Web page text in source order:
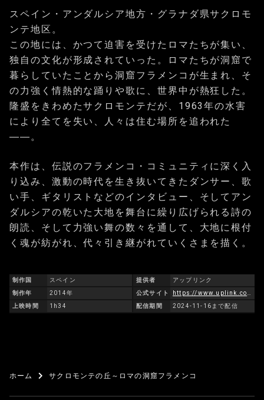
スペイン・アンダルシア地方・グラナダ県サクロモ
ンテ地区。
この地には、かつて迫害を受けたロマたちが集い、
独自の文化が形成されていった。ロマたちが洞窟で
暮らしていたことから洞窟フラメンコが生まれ、そ
の力強く情熱的な踊りや歌に、世界中が熱狂した。
隆盛をきわめたサクロモンテだが、1963年の水害
により全てを失い、人々は住む場所を追われた
――。
本作は、伝説のフラメンコ・コミュニティに深く入
り込み、激動の時代を生き抜いてきたダンサー、歌
い手、ギタリストなどのインタビュー、そしてアン
ダルシアの乾いた大地を舞台に繰り広げられる詩の
朗読、そして力強い舞の数々を通して、大地に根付
く魂が紡がれ、代々引き継がれていくさまを描く。
制作国
スペイン
制作年
2014年
上映時間
1h34
提供者
アップリンク
公式サイト
配信期間
2024-11-16まで配信
ホーム サクロモンテの丘～ロマの洞窟フラメンコ